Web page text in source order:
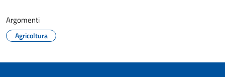
Argomenti
Agricoltura